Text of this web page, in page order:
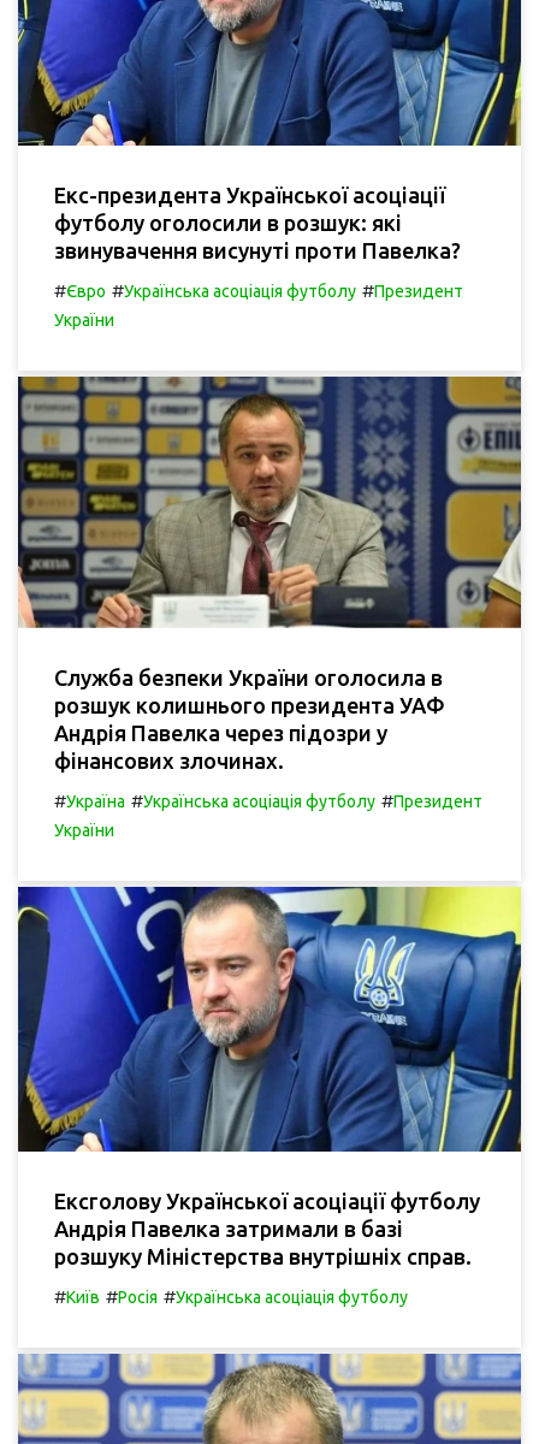
Екс-президента Української асоціації
футболу оголосили в розшук: які
звинувачення висунуті проти Павелка?
#Євро #Українська асоціація футболу #Президент
України
Служба безпеки України оголосила в
розшук колишнього президента УАФ
Андрія Павелка через підозри у
фінансових злочинах.
#Україна #Українська асоціація футболу #Президент
України
Ексголову Української асоціації футболу
Андрія Павелка затримали в базі
розшуку Міністерства внутрішніх справ.
#Київ #Росія #Українська асоціація футболу